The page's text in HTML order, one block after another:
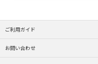
ご利用ガイド
お問い合わせ